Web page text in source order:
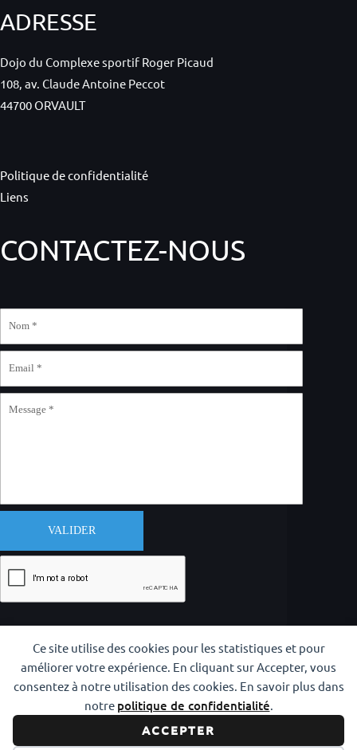
Ce site utilise des cookies pour les statistiques et pour
améliorer votre expérience. En cliquant sur Accepter, vous
consentez à notre utilisation des cookies. En savoir plus dans
notre politique de confidentialité.
ACCEPTER
ADRESSE
Dojo du Complexe sportif Roger Picaud
108, av. Claude Antoine Peccot
44700 ORVAULT
Politique de confidentialité
Liens
CONTACTEZ-NOUS
VALIDER
Copyright © 2026 CODAM Iaido